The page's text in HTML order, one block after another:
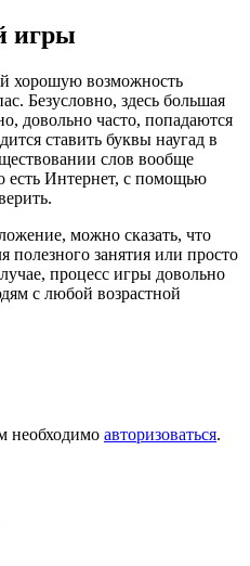
игры
хорошую возможность
Безусловно, здесь большая
довольно часто, попадаются
ставить буквы наугад в
слов вообще
есть Интернет, с помощью
можно сказать, что
полезного занятия или просто
процесс игры довольно
с любой возрастной
необходимо авторизоваться.